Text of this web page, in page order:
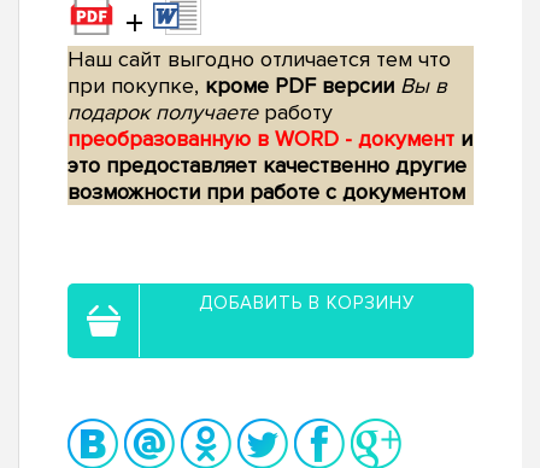
+
Наш сайт выгодно отличается тем что
при покупке, кроме PDF версии Вы в
подарок получаетеработу
преобразованную в WORD - документ и
это предоставляет качественно другие
возможности при работе с документом
ДОБАВИТЬ В КОРЗИНУ